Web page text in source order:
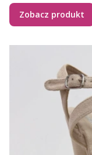
Zobacz produkt